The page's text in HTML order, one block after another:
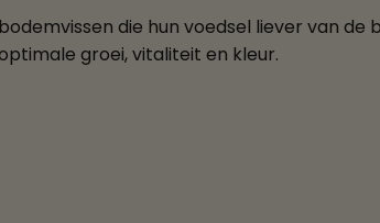
die hun voedsel liever van
groei, vitaliteit en kleur.